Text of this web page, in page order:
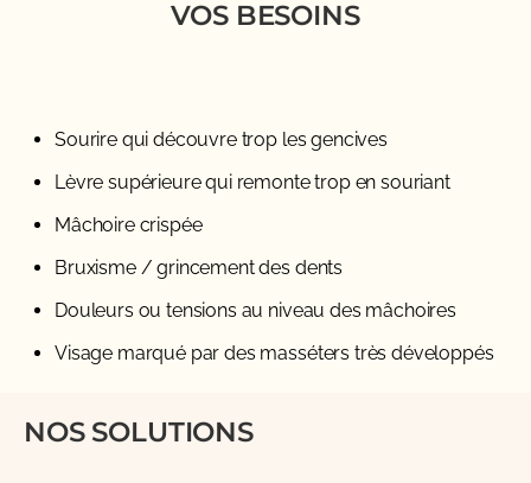
VOS BESOINS
Sourire qui découvre trop les gencives
Lèvre supérieure qui remonte trop en souriant
Mâchoire crispée
Bruxisme / grincement des dents
Douleurs ou tensions au niveau des mâchoires
Visage marqué par des masséters très développés
NOS SOLUTIONS